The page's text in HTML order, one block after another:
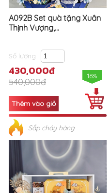
A092B Set quà tặng Xuân
Thịnh Vượng,...
Số lượng
430,000đ
540,000đ
16%
Sắp cháy hàng